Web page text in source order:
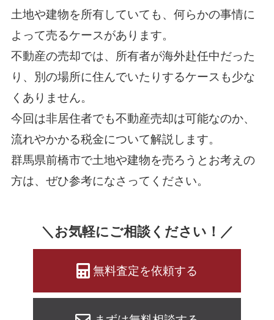
土地や建物を所有していても、何らかの事情に
よって売るケースがあります。
不動産の売却では、所有者が海外赴任中だった
り、別の場所に住んでいたりするケースも少な
くありません。
今回は非居住者でも不動産売却は可能なのか、
流れやかかる税金について解説します。
群馬県前橋市で土地や建物を売ろうとお考えの
方は、ぜひ参考になさってください。
＼お気軽にご相談ください！／
無料査定を依頼する